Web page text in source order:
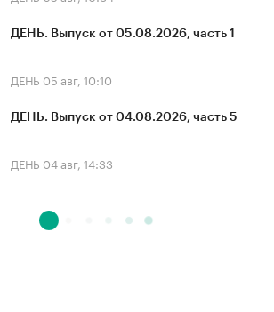
ДЕНЬ. Выпуск от 05.08.2026, часть 1
ДЕНЬ 05 авг, 10:10
ДЕНЬ. Выпуск от 04.08.2026, часть 5
ДЕНЬ 04 авг, 14:33